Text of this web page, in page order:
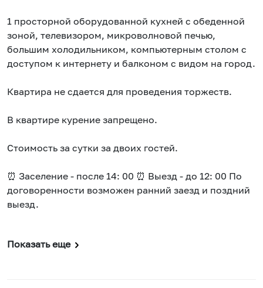
1 просторной оборудованной кухней с обеденной
зоной, телевизором, микроволновой печью,
большим холодильником, компьютерным столом с
доступом к интернету и балконом с видом на город.
Квартира не сдается для проведения торжеств.
В квартире курение запрещено.
Стоимость за сутки за двоих гостей.
⏰ Заселение - после 14: 00 ⏰ Выезд - до 12: 00 По
договоренности возможен ранний заезд и поздний
выезд.
Показать еще